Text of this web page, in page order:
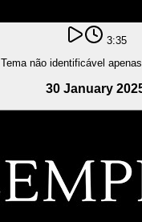
3:35
Tema não identificável
30 January